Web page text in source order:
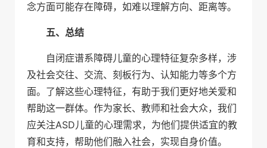
念方面可能存在障碍，如难以理解方向、距离等。
五、总结
自闭症谱系障碍儿童的心理特征复杂多样，涉
及社会交往、交流、刻板行为、认知能力等多个方
面。了解这些心理特征，有助于我们更好地关爱和
帮助这一群体。作为家长、教师和社会大众，我们
应关注ASD儿童的心理需求，为他们提供适宜的教
育和支持，帮助他们融入社会，实现自身价值。